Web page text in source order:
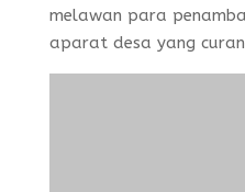
melawan para
aparat desa yang